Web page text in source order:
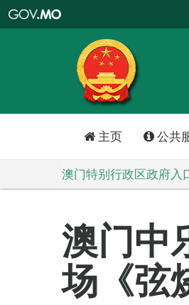
特
政
区
政
口
主页 公共
澳门特别行政区政府入
澳门中
场《弦